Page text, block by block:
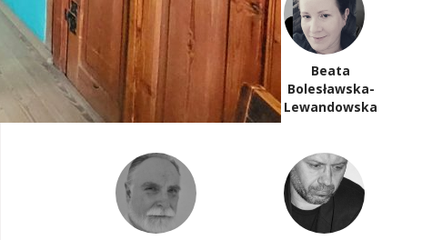
Ewa
Bieńkowska
Beata
Bolesławska-
Lewandowska